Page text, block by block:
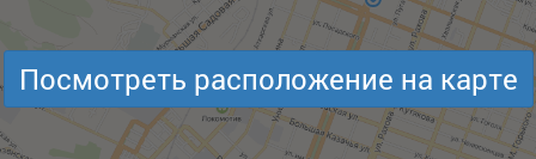
Посмотреть расположение на карте